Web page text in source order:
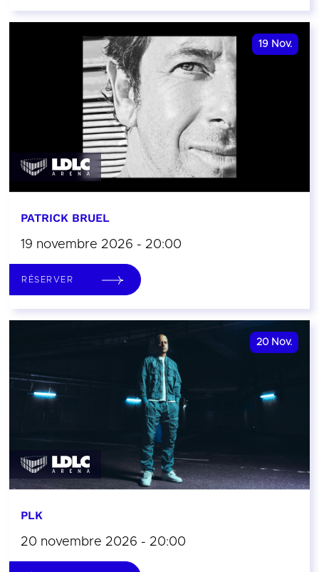
19 Nov.
PATRICK BRUEL
19 novembre 2026 - 20:00
RÉSERVER
20 Nov.
PLK
20 novembre 2026 - 20:00